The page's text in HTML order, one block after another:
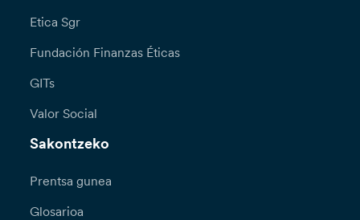
Etica Sgr
Fundación Finanzas Éticas
GITs
Valor Social
Sakontzeko
Prentsa gunea
Glosarioa